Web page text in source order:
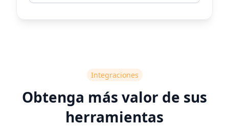
Integraciones
Obtenga más valor de sus
herramientas